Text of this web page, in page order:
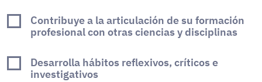
Contribuye a la articulación de su formación
profesional con otras ciencias y disciplinas
Desarrolla hábitos reflexivos, críticos e
investigativos